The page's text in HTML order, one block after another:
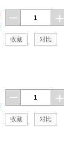
收藏 对比
收藏 对比